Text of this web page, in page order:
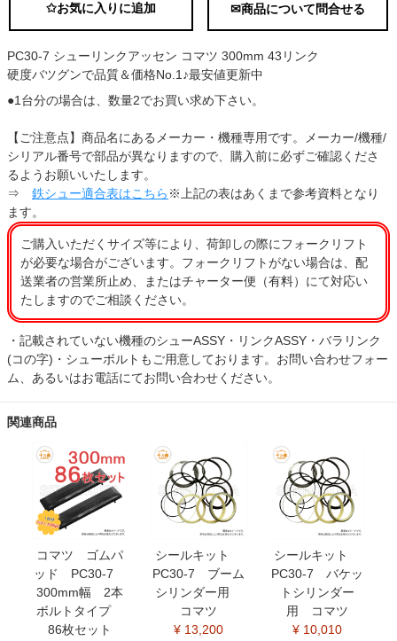
✩お気に入りに追加 ✉商品について問合せる
PC30-7 シューリンクアッセン コマツ 300mm 43リンク
硬度バツグンで品質＆価格No.1♪最安値更新中
●1台分の場合は、数量2でお買い求め下さい。
【ご注意点】商品名にあるメーカー・機種専用です。メーカー/機種/
シリアル番号で部品が異なりますので、購入前に必ずご確認くださ
るようお願いいたします。
⇒ 鉄シュー適合表はこちら ※上記の表はあくまで参考資料となり
ます。
ご購入いただくサイズ等により、荷卸しの際にフォークリフト
が必要な場合がございます。フォークリフトがない場合は、配
送業者の営業所止め、またはチャーター便（有料）にて対応い
たしますのでご相談ください。
・記載されていない機種のシューASSY・リンクASSY・バラリンク
(コの字)・シューボルトもご用意しております。お問い合わせフォー
ム、あるいはお電話にてお問い合わせください。
関連商品
コマツ ゴムパ
ッド PC30-7
300mm幅 2本
ボルトタイプ
86枚セット
シールキット
PC30-7 ブーム
シリンダー用
コマツ
¥ 13,200
シールキット
PC30-7 バケッ
トシリンダー
用 コマツ
¥ 10,010